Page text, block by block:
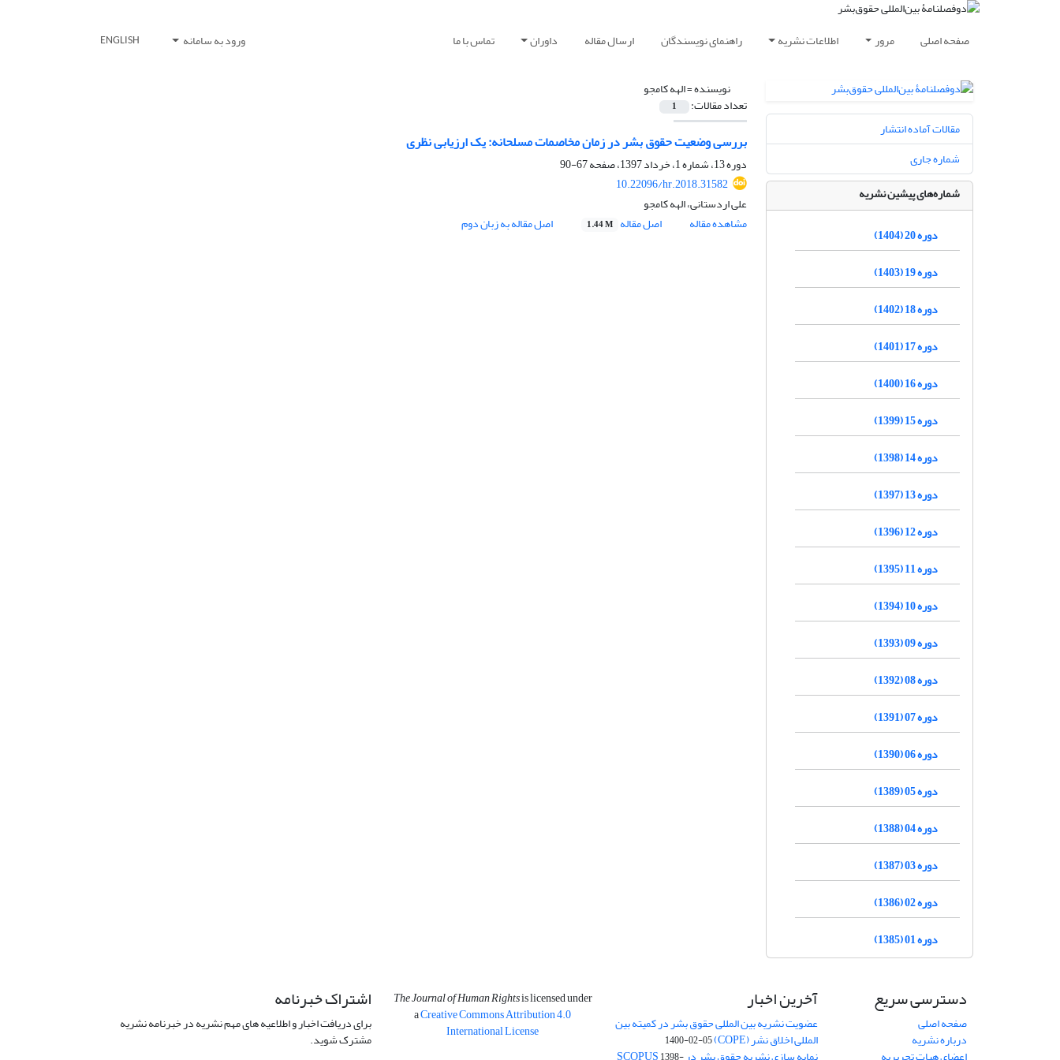
صفحه اصلی مرور اطلاعات نشریه راهنمای نویسندگان ارسال مقاله داوران تماس با ما ورود به سامانه ENGLISH
نویسنده =الهه کامجو
تعداد مقالات: 1
بررسی وضعیت حقوق بشر در زمان مخاصمات مسلحانه: یک ارزیابی نظری
دوره 13، شماره 1، خرداد 1397، صفحه
67-90
10.22096/hr.2018.31582
علی اردستانی، الهه کامجو
مشاهده مقاله
اصل مقاله 1.44 M اصل مقاله به زبان دوم
مقالات آماده انتشار
شماره جاری
شماره‌های پیشین نشریه
دوره 20 (1404)
دوره 19 (1403)
دوره 18 (1402)
دوره 17 (1401)
دوره 16 (1400)
دوره 15 (1399)
دوره 14 (1398)
دوره 13 (1397)
دوره 12 (1396)
دوره 11 (1395)
دوره 10 (1394)
دوره 09 (1393)
دوره 08 (1392)
دوره 07 (1391)
دوره 06 (1390)
دوره 05 (1389)
دوره 04 (1388)
دوره 03 (1387)
دوره 02 (1386)
دوره 01 (1385)
دسترسی سریع
صفحه اصلی
درباره نشریه
آخرین اخبار
عضویت نشریه بین المللی حقوق بشر در کمیته بین
المللی اخلاق نشر (COPE) 1400-02-05
The Journal of Human Rightsis licensed under
aCreative Commons Attribution 4.0
International License
اشتراک خبرنامه
برای دریافت اخبار و اطلاعیه های مهم نشریه در خبرنامه نشریه
مشترک شوید.